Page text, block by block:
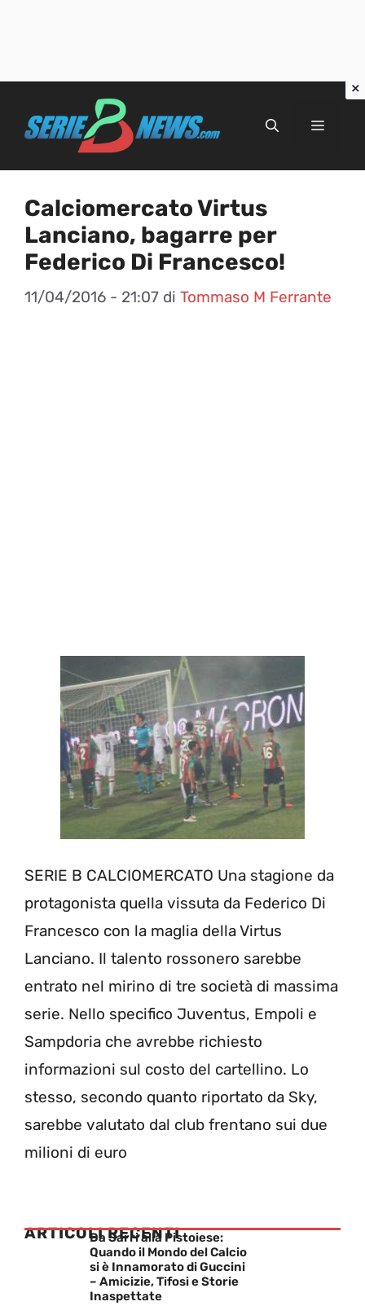
Menu
Calciomercato Virtus
Lanciano, bagarre per
Federico Di Francesco!
11/04/2016 - 21:07 di Tommaso M Ferrante
SERIE B CALCIOMERCATO Una stagione da
protagonista quella vissuta da Federico Di
Francesco con la maglia della Virtus
Lanciano. Il talento rossonero sarebbe
entrato nel mirino di tre società di massima
serie. Nello specifico Juventus, Empoli e
Sampdoria che avrebbe richiesto
informazioni sul costo del cartellino. Lo
stesso, secondo quanto riportato da Sky,
sarebbe valutato dal club frentano sui due
milioni di euro
ARTICOLI RECENTI
Da Sarri alla Pistoiese:
Quando il Mondo del Calcio
si è Innamorato di Guccini
– Amicizie, Tifosi e Storie
Inaspettate